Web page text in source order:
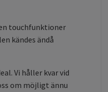
touchfunktioner
kändes ändå
Vi håller kvar vid
om möjligt ännu